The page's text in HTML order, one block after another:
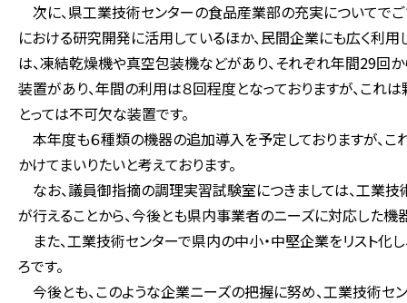
次に、県工業技術センターの食品産業部の充実についてで
における研究開発に活用しているほか、民間企業にも広く利用
は、凍結乾燥機や真空包装機などがあり、それぞれ年間29回
装置があり、年間の利用は８回程度となっておりますが、こ
とっては不可欠な装置です。
本年度も６種類の機器の追加導入を予定しておりますが、
かけてまいりたいと考えております。
なお、議員御指摘の調理実習試験室につきましては、工業
が行えることから、今後とも県内事業者のニーズに対応した機
また、工業技術センターで県内の中小・中堅企業をリスト化
ろです。
今後とも、このような企業ニーズの把握に努め、工業技術セ